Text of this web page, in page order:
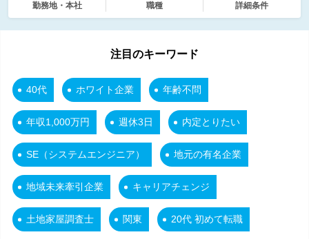
勤務地・本社 職種 詳細条件
注目のキーワード
40代 ホワイト企業 年齢不問
年収1,000万円 週休3日 内定とりたい
SE（システムエンジニア） 地元の有名企業
地域未来牽引企業 キャリアチェンジ
土地家屋調査士 関東 20代 初めて転職